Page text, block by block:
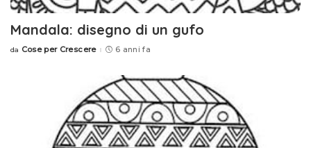
Mandala: disegno di un gufo
Posted
da Cose per Crescere 6 anni fa